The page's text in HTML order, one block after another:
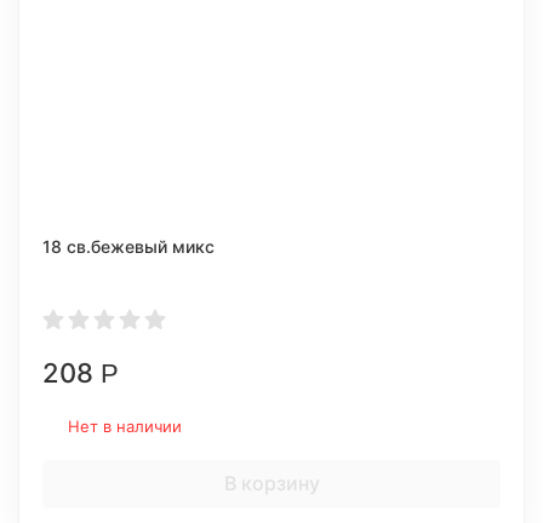
18 св.бежевый микс
208 Р
Нет в наличии
В корзину